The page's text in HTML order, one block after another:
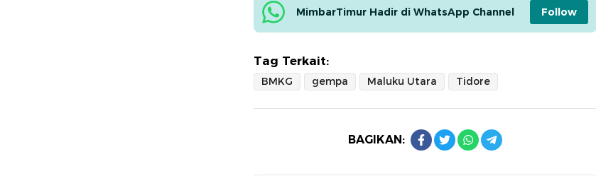
MimbarTimur Hadir di WhatsApp Channel Follow
Tag Terkait:
BMKG gempa Maluku Utara Tidore
BAGIKAN: